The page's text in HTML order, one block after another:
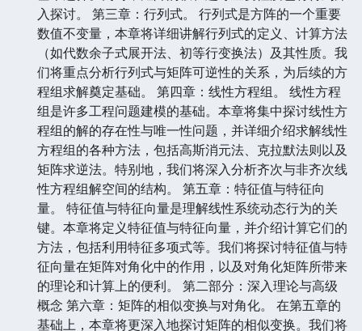
入探讨。 第三章：行列式。 行列式是方阵的一个重要
数值不变量，本章将详细讲解行列式的定义、计算方法
（如代数余子式展开法、初等行变换法）及其性质。我
们将重点分析行列式与矩阵可逆性的关系，为后续的方
程组求解奠定基础。 第四章：线性方程组。 线性方程
组是许多工程问题建模的基础。本章将集中探讨线性方
程组的解的存在性与唯一性问题，并详细介绍求解线性
方程组的各种方法，包括高斯消元法、克拉默法则以及
矩阵求逆法。特别地，我们将深入分析齐次与非齐次线
性方程组解空间的结构。 第五章：特征值与特征向
量。 特征值与特征向量是理解线性系统动态行为的关
键。本章将定义特征值与特征向量，并介绍计算它们的
方法，包括利用特征多项式等。我们将探讨特征值与特
征向量在矩阵对角化中的作用，以及对角化矩阵所带来
的理论和计算上的便利。 第二部分：深入理论与高级
概念 第六章：矩阵的相似变换与对角化。 在第五章的
基础上，本章将更深入地探讨矩阵的相似变换。我们将